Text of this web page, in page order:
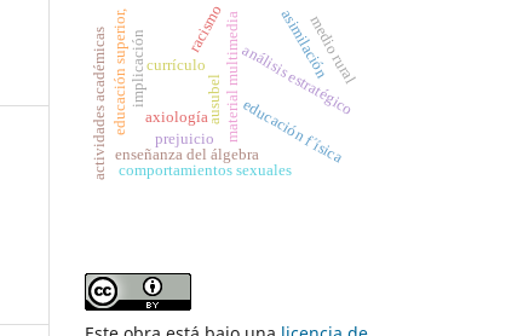
currículo
implicación
axiología material multimedia
enseñanza del álgebra
comportamientos sexuales
análisis estratégico
actividades académicaseducación superior, educación f´ísica
asimilación
racismo
prejuicio
ausubel
medio rural